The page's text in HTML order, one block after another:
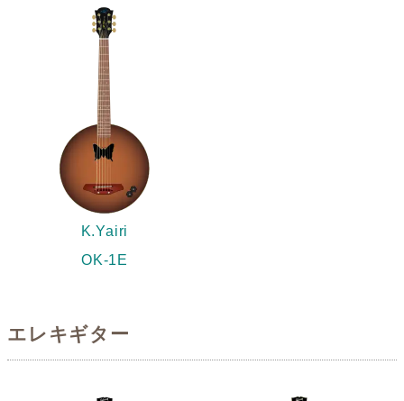
K.Yairi
OK-1E
エレキギター